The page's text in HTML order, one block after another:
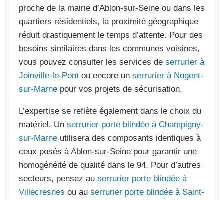
proche de la mairie d’Ablon-sur-Seine ou dans les
quartiers résidentiels, la proximité géographique
réduit drastiquement le temps d’attente. Pour des
besoins similaires dans les communes voisines,
vous pouvez consulter les services de serrurier à
Joinville-le-Pont ou encore un serrurier à Nogent-
sur-Marne pour vos projets de sécurisation.
L’expertise se reflète également dans le choix du
matériel. Un serrurier porte blindée à Champigny-
sur-Marne utilisera des composants identiques à
ceux posés à Ablon-sur-Seine pour garantir une
homogénéité de qualité dans le 94. Pour d’autres
secteurs, pensez au serrurier porte blindée à
Villecresnes ou au serrurier porte blindée à Saint-